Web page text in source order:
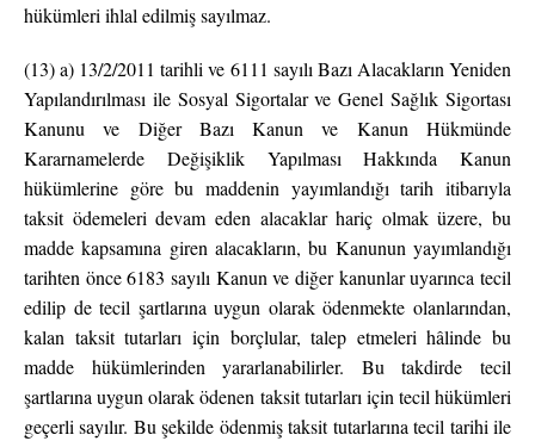
hükümleri ihlal edilmiş sayılmaz.
(13) a) 13/2/2011 tarihli ve 6111 sayılı Bazı Alacakların Yeniden
Yapılandırılması ile Sosyal Sigortalar ve Genel Sağlık Sigortası
Kanunu ve Diğer Bazı Kanun ve Kanun Hükmünde
Kararnamelerde Değişiklik Yapılması Hakkında Kanun
hükümlerine göre bu maddenin yayımlandığı tarih itibarıyla
taksit ödemeleri devam eden alacaklar hariç olmak üzere, bu
madde kapsamına giren alacakların, bu Kanunun yayımlandığı
tarihten önce 6183 sayılı Kanun ve diğer kanunlar uyarınca tecil
edilip de tecil şartlarına uygun olarak ödenmekte olanlarından,
kalan taksit tutarları için borçlular, talep etmeleri hâlinde bu
madde hükümlerinden yararlanabilirler. Bu takdirde tecil
şartlarına uygun olarak ödenen taksit tutarları için tecil hükümleri
geçerli sayılır. Bu şekilde ödenmiş taksit tutarlarına tecil tarihi ile